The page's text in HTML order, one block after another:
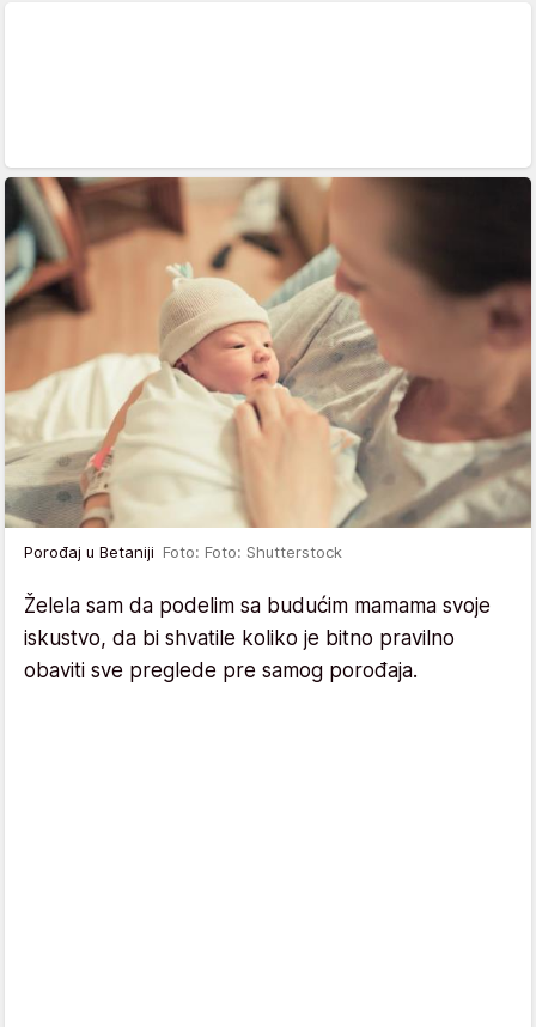
Porođaj u Betaniji Foto: Foto: Shutterstock
Želela sam da podelim sa budućim mamama svoje
iskustvo, da bi shvatile koliko je bitno pravilno
obaviti sve preglede pre samog porođaja.